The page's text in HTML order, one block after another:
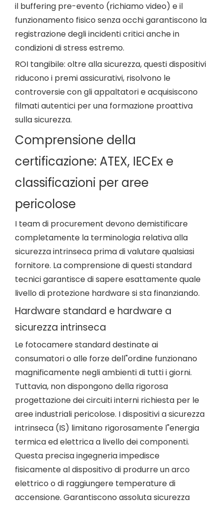
il buffering pre-evento (richiamo video) e il
funzionamento fisico senza occhi garantiscono la
registrazione degli incidenti critici anche in
condizioni di stress estremo.
ROI tangibile: oltre alla sicurezza, questi dispositivi
riducono i premi assicurativi, risolvono le
controversie con gli appaltatori e acquisiscono
filmati autentici per una formazione proattiva
sulla sicurezza.
Comprensione della
certificazione: ATEX, IECEx e
classificazioni per aree
pericolose
I team di procurement devono demistificare
completamente la terminologia relativa alla
sicurezza intrinseca prima di valutare qualsiasi
fornitore. La comprensione di questi standard
tecnici garantisce di sapere esattamente quale
livello di protezione hardware si sta finanziando.
Hardware standard e hardware a
sicurezza intrinseca
Le fotocamere standard destinate ai
consumatori o alle forze dell"ordine funzionano
magnificamente negli ambienti di tutti i giorni.
Tuttavia, non dispongono della rigorosa
progettazione dei circuiti interni richiesta per le
aree industriali pericolose. I dispositivi a sicurezza
intrinseca (IS) limitano rigorosamente l"energia
termica ed elettrica a livello dei componenti.
Questa precisa ingegneria impedisce
fisicamente al dispositivo di produrre un arco
elettrico o di raggiungere temperature di
accensione. Garantiscono assoluta sicurezza